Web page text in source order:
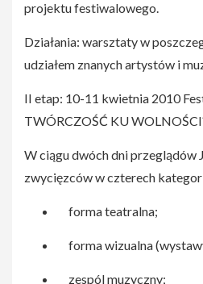
projektu festiwalowego.
Działania: warsztaty w
udziałem znanych artystów i
II etap: 10-11 kwietnia 2010
TWÓRCZOŚĆ KU
W ciągu dwóch dni przeglądów
zwycięzców w czterech
forma teatralna;
forma wizualna
zespól muzyczny;